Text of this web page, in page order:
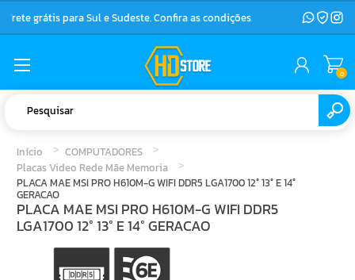
Frete grátis para Sul e Sudeste. Confira as condições
0
Início
COMPUTADORES
Placas Video Rede Mãe Memoria
PLACA MAE MSI PRO H610M-G WIFI DDR5 LGA1700 12° 13° E 14°
GERACAO
PLACA MAE MSI PRO H610M-G WIFI DDR5
LGA1700 12° 13° E 14° GERACAO